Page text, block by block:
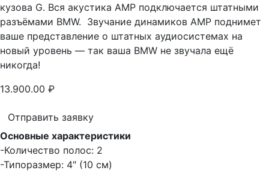
кузова G. Вся акустика AMP подключается штатными
разъёмами BMW. Звучание динамиков AMP поднимет
ваше представление о штатных аудиосистемах на
новый уровень — так ваша BMW не звучала ещё
никогда!
13.900.00 ₽
Отправить заявку
Основные характеристики
-Количество полос: 2
-Типоразмер: 4″ (10 см)